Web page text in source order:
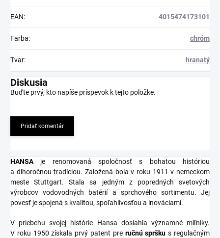
EAN: 4015474173101
Farba: chróm
Tvar: hranatý
Diskusia
Buďte prvý, kto napíše príspevok k tejto položke.
Pridať komentár
HANSAje renomovaná spoločnosť s bohatou históriou
a dlhoročnou tradíciou. Založená bola v roku 1911 v nemeckom
meste Stuttgart. Stala sa jedným z popredných svetových
výrobcov vodovodných batérií a sprchového sortimentu. Jej
povesť je spojená s kvalitou, spoľahlivosťou a inováciami.
V priebehu svojej histórie Hansa dosiahla významné míľniky.
V roku 1950 získala prvý patent pre ručnú spršku s regulačným